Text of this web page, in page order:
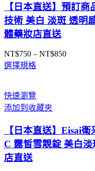
【日本直送】預訂
技術 美白 淡斑 透明
體藥妝店直送
NT$750 – NT$850價
選擇規格
快速瀏覽
添加到收藏夾
【日本直送】Eisai
C 露皙雪靚錠 美白
店直送